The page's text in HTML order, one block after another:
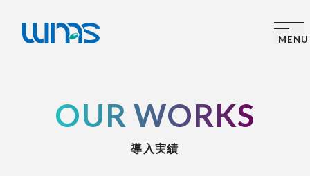
OUR WORKS
導入実績